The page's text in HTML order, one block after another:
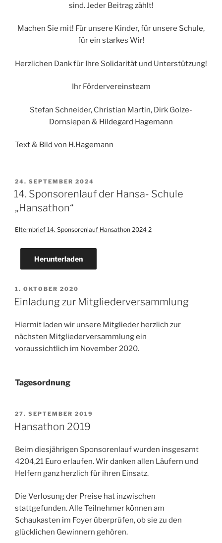
sind. Jeder Beitrag zählt!
Machen Sie mit! Für unsere Kinder, für unsere Schule,
für ein starkes Wir!
Herzlichen Dank für Ihre Solidarität und Unterstützung!
Ihr Fördervereinsteam
Stefan Schneider, Christian Martin, Dirk Golze-
Dornsiepen & Hildegard Hagemann
Text & Bild von H.Hagemann
VERÖFFENTLICHT
AM
24. SEPTEMBER 2024
14. Sponsorenlauf der Hansa- Schule
„Hansathon“
Elternbrief 14. Sponsorenlauf Hansathon 2024 2
Herunterladen
VERÖFFENTLICHT
AM
1. OKTOBER 2020
Einladung zur Mitgliederversammlung
Hiermit laden wir unsere Mitglieder herzlich zur
nächsten Mitgliederversammlung ein
voraussichtlich im November 2020.
Tagesordnung
VERÖFFENTLICHT
AM
27. SEPTEMBER 2019
Hansathon 2019
Beim diesjährigen Sponsorenlauf wurden insgesamt
4204,21 Euro erlaufen. Wir danken allen Läufern und
Helfern ganz herzlich für ihren Einsatz.
Die Verlosung der Preise hat inzwischen
stattgefunden. Alle Teilnehmer können am
Schaukasten im Foyer überprüfen, ob sie zu den
glücklichen Gewinnern gehören.